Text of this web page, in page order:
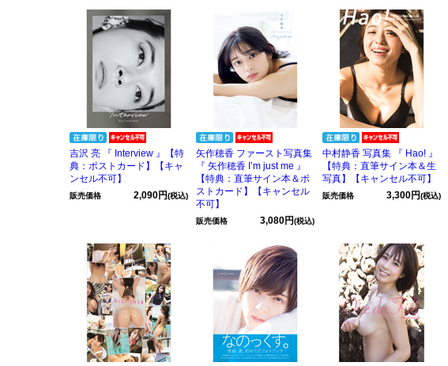
吉沢 亮 『 Interview 』【特
典：ポストカード】【キャ
ンセル不可】
販売価格 2,090円(税込)
矢作穂香 ファースト写真集
『 矢作穂香 I’m just me 』
【特典：直筆サイン本＆ポ
ストカード】【キャンセル
不可】
販売価格 3,080円(税込)
中村静香 写真集 『 Hao! 』
【特典：直筆サイン本＆生
写真】【キャンセル不可】
販売価格 3,300円(税込)